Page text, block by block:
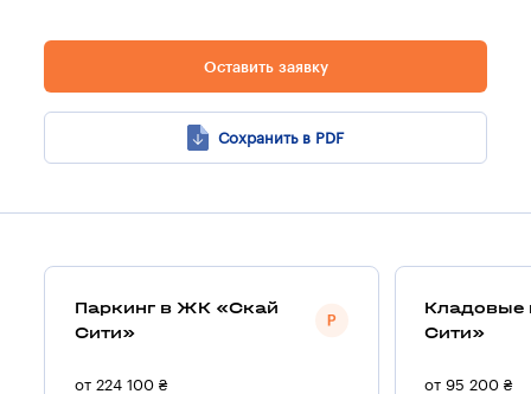
Оставить заявку
Сохранить в PDF
Паркинг в ЖК «Скай
Сити»
от 224 100 ₴
Сити»
от 95 200 ₴